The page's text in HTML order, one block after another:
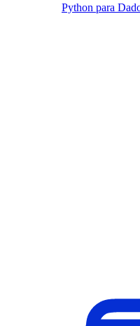
Python para